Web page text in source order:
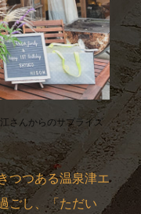
さんからのサプライズ
つつある温泉津エ
ごし、「ただい